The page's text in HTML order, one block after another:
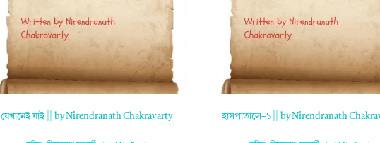
যেখানেই যাই || by Nirendranath Chakravarty হাসপাতালে–১ || by Nirendranath